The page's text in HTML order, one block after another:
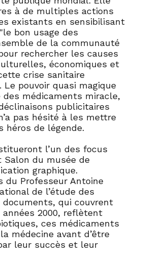
à de multiples actions
existants en sensibilisant
bon usage des
de la communauté
rechercher les causes
économiques et
crise sanitaire
pouvoir quasi magique
médicaments miracle,
publicitaires
pas hésité à les mettre
héros de légende.
l’un des focus
Salon du musée de
graphique.
du Professeur Antoine
de l’étude des
documents, qui couvrent
années 2000, reflètent
ces médicaments
médecine avant d’être
leur succès et leur